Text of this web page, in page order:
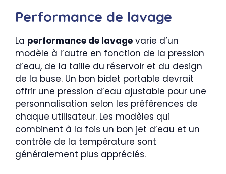
Performance de lavage
La performance de lavage varie d’un
modèle à l’autre en fonction de la pression
d’eau, de la taille du réservoir et du design
de la buse. Un bon bidet portable devrait
offrir une pression d’eau ajustable pour une
personnalisation selon les préférences de
chaque utilisateur. Les modèles qui
combinent à la fois un bon jet d’eau et un
contrôle de la température sont
généralement plus appréciés.